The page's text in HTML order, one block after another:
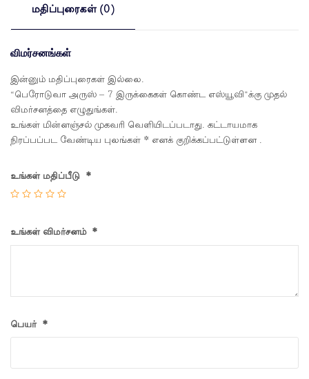
மதிப்புரைகள் (0)
விமர்சனங்கள்
இன்னும் மதிப்புரைகள் இல்லை.
“பெரோடுவா அருஸ் – 7 இருக்கைகள் கொண்ட எஸ்யூவி”க்கு முதல்
விமர்சனத்தை எழுதுங்கள்.
உங்கள் மின்னஞ்சல் முகவரி வெளியிடப்படாது. கட்டாயமாக
நிரப்பப்பட வேண்டிய புலங்கள் * எனக் குறிக்கப்பட்டுள்ளன .
உங்கள் மதிப்பீடு *
உங்கள் விமர்சனம் *
பெயர் *